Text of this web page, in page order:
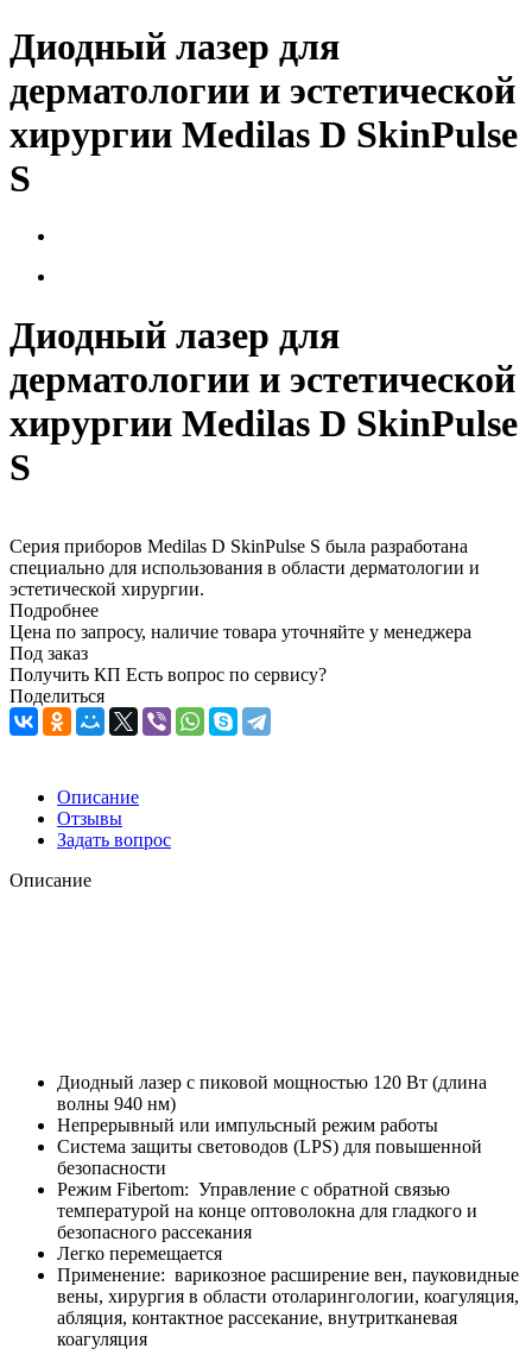
Диодный лазер для
дерматологии и эстетической
хирургии Medilas D SkinPulse
S
Диодный лазер для
дерматологии и эстетической
хирургии Medilas D SkinPulse
S
Серия приборов Medilas D SkinPulse S была разработана
специально для использования в области дерматологии и
эстетической хирургии.
Подробнее
Цена по запросу, наличие товара уточняйте у менеджера
Под заказ
Получить КП Есть вопрос по сервису?
Поделиться
Описание
Отзывы
Задать вопрос
Описание
Диодный лазер с пиковой мощностью 120 Вт (длина
волны 940 нм)
Непрерывный или импульсный режим работы
Система защиты световодов (LPS) для повышенной
безопасности
Режим Fibertom: Управление с обратной связью
температурой на конце оптоволокна для гладкого и
безопасного рассекания
Легко перемещается
Применение: варикозное расширение вен, пауковидные
вены, хирургия в области отоларингологии, коагуляция,
абляция, контактное рассекание, внутритканевая
коагуляция